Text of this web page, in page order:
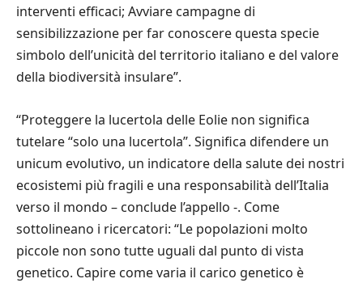
interventi efficaci; Avviare campagne di
sensibilizzazione per far conoscere questa specie
simbolo dell’unicità del territorio italiano e del valore
della biodiversità insulare”.
“Proteggere la lucertola delle Eolie non significa
tutelare “solo una lucertola”. Significa difendere un
unicum evolutivo, un indicatore della salute dei nostri
ecosistemi più fragili e una responsabilità dell’Italia
verso il mondo – conclude l’appello -. Come
sottolineano i ricercatori: “Le popolazioni molto
piccole non sono tutte uguali dal punto di vista
genetico. Capire come varia il carico genetico è